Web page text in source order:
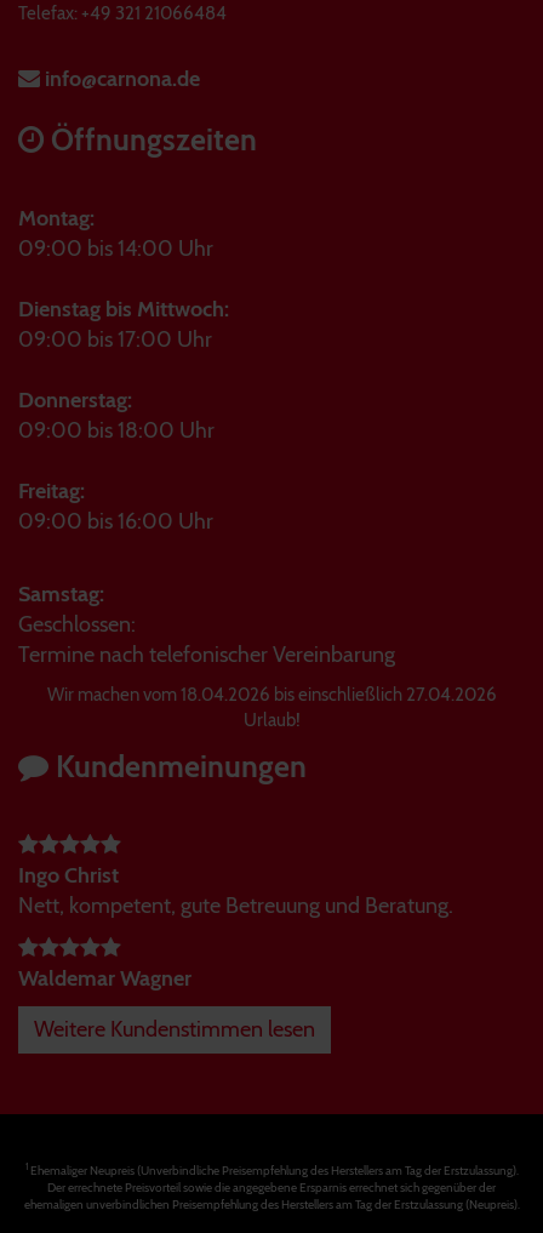
Telefax: +49 321 21066484
info@carnona.de
Öffnungszeiten
Montag:
09:00 bis 14:00 Uhr
Dienstag bis Mittwoch:
09:00 bis 17:00 Uhr
Donnerstag:
09:00 bis 18:00 Uhr
Freitag:
09:00 bis 16:00 Uhr
Samstag:
Geschlossen:
Termine nach telefonischer Vereinbarung
Wir machen vom 18.04.2026 bis einschließlich 27.04.2026
Urlaub!
Kundenmeinungen
Ingo Christ
Nett, kompetent, gute Betreuung und Beratung.
Waldemar Wagner
Weitere Kundenstimmen lesen
1Ehemaliger Neupreis (Unverbindliche Preisempfehlung des Herstellers am Tag der Erstzulassung).
Der errechnete Preisvorteil sowie die angegebene Ersparnis errechnet sich gegenüber der
ehemaligen unverbindlichen Preisempfehlung des Herstellers am Tag der Erstzulassung (Neupreis).